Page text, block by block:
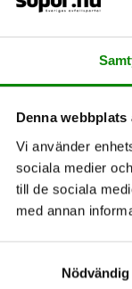
Denna
Vi använder
sociala medier
till de sociala
med annan
Nödvändig
är det
och
vi samlar in
det